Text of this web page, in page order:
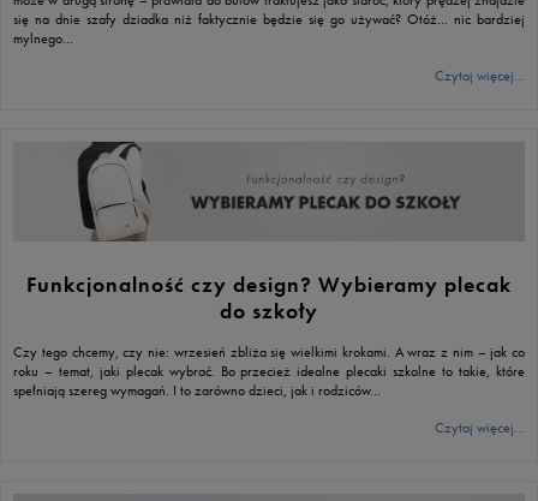
się na dnie szafy dziadka niż faktycznie będzie się go używać? Otóż… nic bardziej
mylnego...
Czytaj więcej...
Funkcjonalność czy design? Wybieramy plecak
do szkoły
Czy tego chcemy, czy nie: wrzesień zbliża się wielkimi krokami. A wraz z nim – jak co
roku – temat, jaki plecak wybrać. Bo przecież idealne plecaki szkolne to takie, które
spełniają szereg wymagań. I to zarówno dzieci, jak i rodziców...
Czytaj więcej...